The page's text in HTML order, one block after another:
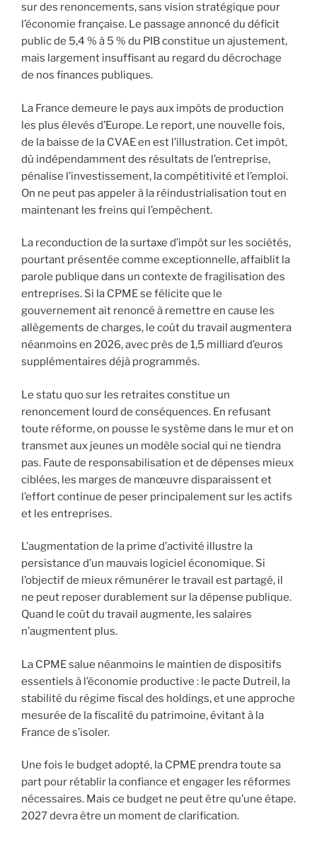
sur des renoncements, sans vision stratégique pour
l’économie française. Le passage annoncé du déficit
public de 5,4 % à 5 % du PIB constitue un ajustement,
mais largement insuffisant au regard du décrochage
de nos finances publiques.
La France demeure le pays aux impôts de production
les plus élevés d’Europe. Le report, une nouvelle fois,
de la baisse de la CVAE en est l’illustration. Cet impôt,
dû indépendamment des résultats de l’entreprise,
pénalise l’investissement, la compétitivité et l’emploi.
On ne peut pas appeler à la réindustrialisation tout en
maintenant les freins qui l’empêchent.
La reconduction de la surtaxe d’impôt sur les sociétés,
pourtant présentée comme exceptionnelle, affaiblit la
parole publique dans un contexte de fragilisation des
entreprises. Si la CPME se félicite que le
gouvernement ait renoncé à remettre en cause les
allègements de charges, le coût du travail augmentera
néanmoins en 2026, avec près de 1,5 milliard d’euros
supplémentaires déjà programmés.
Le statu quo sur les retraites constitue un
renoncement lourd de conséquences. En refusant
toute réforme, on pousse le système dans le mur et on
transmet aux jeunes un modèle social qui ne tiendra
pas. Faute de responsabilisation et de dépenses mieux
ciblées, les marges de manœuvre disparaissent et
l’effort continue de peser principalement sur les actifs
et les entreprises.
L’augmentation de la prime d’activité illustre la
persistance d’un mauvais logiciel économique. Si
l’objectif de mieux rémunérer le travail est partagé, il
ne peut reposer durablement sur la dépense publique.
Quand le coût du travail augmente, les salaires
n’augmentent plus.
La CPME salue néanmoins le maintien de dispositifs
essentiels à l’économie productive : le pacte Dutreil, la
stabilité du régime fiscal des holdings, et une approche
mesurée de la fiscalité du patrimoine, évitant à la
France de s’isoler.
Une fois le budget adopté, la CPME prendra toute sa
part pour rétablir la confiance et engager les réformes
nécessaires. Mais ce budget ne peut être qu’une étape.
2027 devra être un moment de clarification.